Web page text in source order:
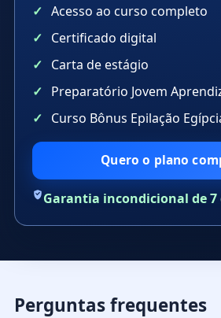
Acesso ao curso completo
Certificado digital
Carta de estágio
Preparatório Jovem
Curso Bônus Epilação
Quero o plano
Garantia incondicional de 7
Perguntas frequentes